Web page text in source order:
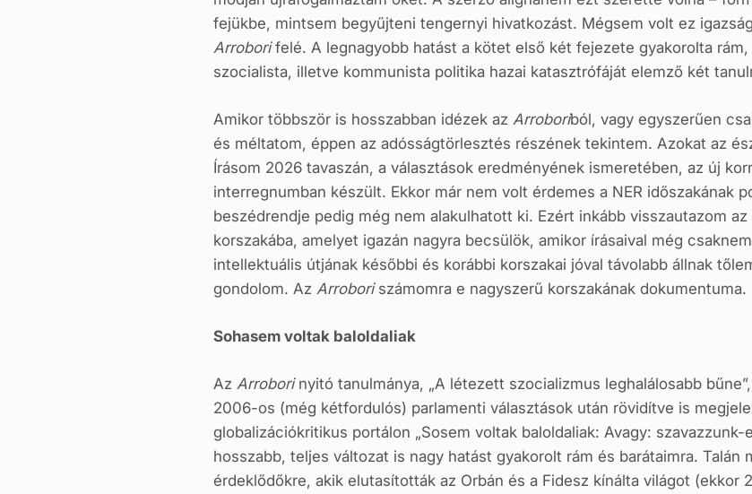
fejükbe, mintsem begyűjteni tengernyi hivatkozást. Mégsem volt ez
Arroborifelé. A legnagyobb hatást a kötet első két fejezete gyakorolta
szocialista, illetve kommunista politika hazai katasztrófáját elemző két
Amikor többször is hosszabban idézek az Arroboriból, vagy egyszerűen
és méltatom, éppen az adósságtörlesztés részének tekintem. Azokat az
Írásom 2026 tavaszán, a választások eredményének ismeretében, az új
interregnumban készült. Ekkor már nem volt érdemes a NER időszakának
beszédrendje pedig még nem alakulhatott ki. Ezért inkább visszautazom
korszakába, amelyet igazán nagyra becsülök, amikor írásaival még
intellektuális útjának későbbi és korábbi korszakai jóval távolabb állnak
gondolom. Az Arroboriszámomra e nagyszerű korszakának dokumentuma.
Sohasem voltak baloldaliak
Az Arroborinyitó tanulmánya, „A létezett szocializmus leghalálosabb
2006-os (még kétfordulós) parlamenti választások után rövidítve is
globalizációkritikus portálon „Sosem voltak baloldaliak: Avagy: szavazzunk-
hosszabb, teljes változat is nagy hatást gyakorolt rám és barátaimra.
érdeklődőkre, akik elutasították az Orbán és a Fidesz kínálta világot